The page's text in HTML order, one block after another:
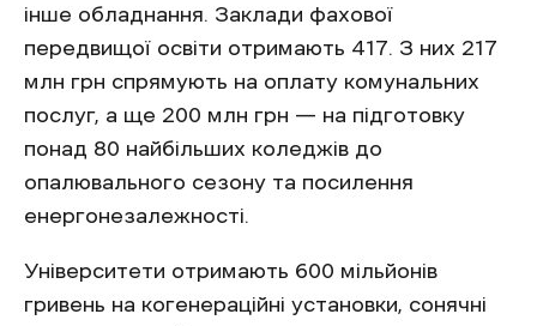
інше обладнання. Заклади фахової
передвищої освіти отримають 417. З них 217
млн грн спрямують на оплату комунальних
послуг, а ще 200 млн грн — на підготовку
понад 80 найбільших коледжів до
опалювального сезону та посилення
енергонезалежності.
Університети отримають 600 мільйонів
гривень на когенераційні установки, сонячні